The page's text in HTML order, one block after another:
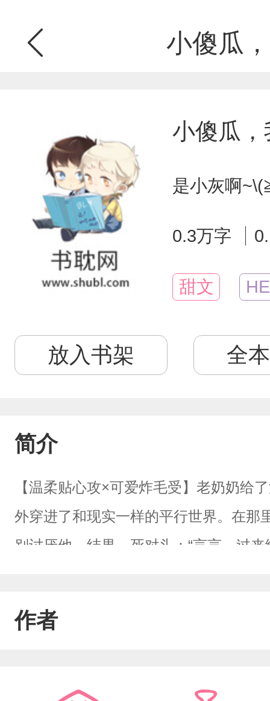
小傻瓜
小傻瓜
是小灰啊
0.3万字
甜文 HE
放入书架 全
简介
【温柔贴心攻×可爱炸毛受】老奶奶给
外穿进了和现实一样的平行世界。在那
别讨厌他，结果…死对头：“言言，过
作者